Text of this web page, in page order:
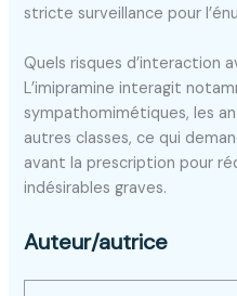
stricte surveillance pour
Quels risques d’interaction
L’imipramine interagit
sympathomimétiques, les
autres classes, ce qui
avant la prescription pour
indésirables graves.
Auteur/autrice